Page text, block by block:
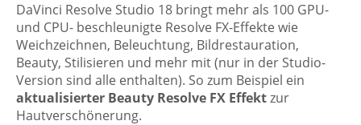
DaVinci Resolve Studio 18 bringt mehr als 100 GPU-
und CPU- beschleunigte Resolve FX-Effekte wie
Weichzeichnen, Beleuchtung, Bildrestauration,
Beauty, Stilisieren und mehr mit (nur in der Studio-
Version sind alle enthalten). So zum Beispiel ein
aktualisierter Beauty Resolve FX Effektzur
Hautverschönerung.